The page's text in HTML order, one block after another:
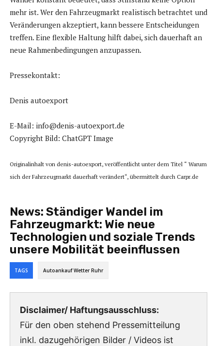
mehr ist. Wer den Fahrzeugmarkt realistisch betrachtet und
Veränderungen akzeptiert, kann bessere Entscheidungen
treffen. Eine flexible Haltung hilft dabei, sich dauerhaft an
neue Rahmenbedingungen anzupassen.
Pressekontakt:
Denis autoexport
E-Mail: info@denis-autoexport.de
Copyright Bild: ChatGPT Image
Originalinhalt von denis-autoexport, veröffentlicht unter dem Titel “ Warum
sich der Fahrzeugmarkt dauerhaft verändert“, übermittelt durch Carpr.de
News: Ständiger Wandel im
Fahrzeugmarkt: Wie neue
Technologien und soziale Trends
unsere Mobilität beeinflussen
TAGS Autoankauf Wetter Ruhr
Disclaimer/ Haftungsausschluss:
Für den oben stehend Pressemitteilung
inkl. dazugehörigen Bilder / Videos ist